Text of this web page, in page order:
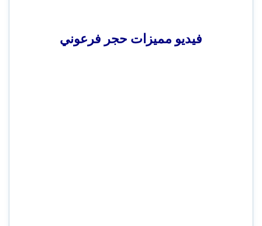
فيديو مميزات حجر فرعوني